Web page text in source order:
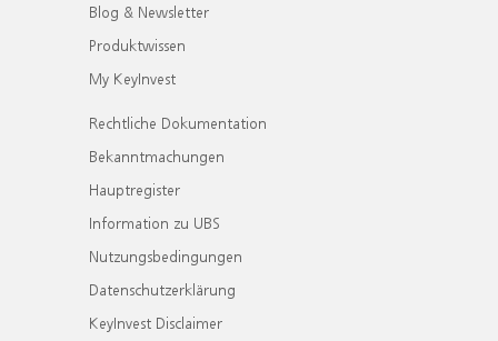
Blog & Newsletter
Produktwissen
My KeyInvest
Rechtliche Dokumentation
Bekanntmachungen
Hauptregister
Information zu UBS
Nutzungsbedingungen
Datenschutzerklärung
KeyInvest Disclaimer